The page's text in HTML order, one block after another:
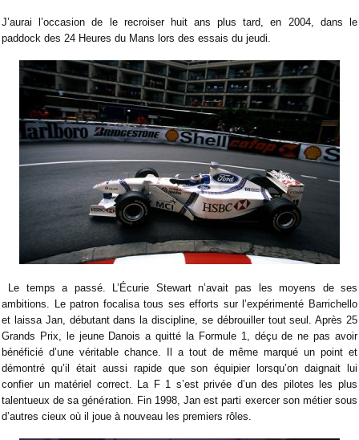
J’aurai l’occasion de le recroiser huit ans plus tard, en 2004, dans le
paddock des 24 Heures du Mans lors des essais du jeudi.
Le temps a passé. L’Écurie Stewart n’avait pas les moyens de ses
ambitions. Le patron focalisa tous ses efforts sur l’expérimenté Barrichello
et laissa Jan, débutant dans la discipline, se débrouiller tout seul. Après 25
Grands Prix, le jeune Danois a quitté la Formule 1, déçu de ne pas avoir
bénéficié d’une véritable chance. Il a tout de même marqué un point et
démontré qu’il était aussi rapide que son équipier lorsqu’on daignait lui
confier un matériel correct. La F 1 s’est privée d’un des pilotes les plus
talentueux de sa génération. Fin 1998, Jan est parti exercer son métier sous
d’autres cieux où il joue à nouveau les premiers rôles.